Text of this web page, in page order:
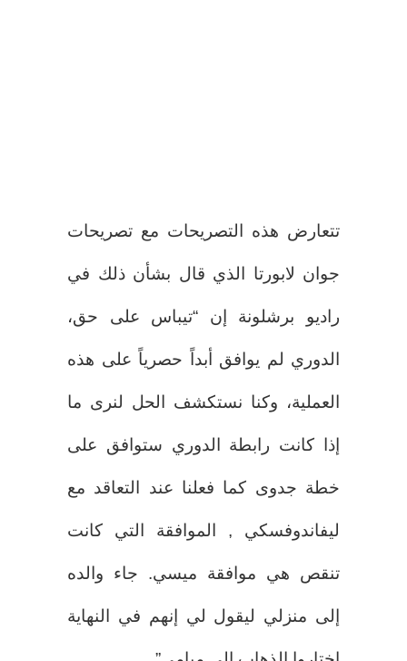
تتعارض هذه التصريحات مع تصريحات
جوان لابورتا الذي قال بشأن ذلك في
راديو برشلونة إن “تيباس على حق،
الدوري لم يوافق أبداً حصرياً على هذه
العملية، وكنا نستكشف الحل لنرى ما
إذا كانت رابطة الدوري ستوافق على
خطة جدوى كما فعلنا عند التعاقد مع
ليفاندوفسكي , الموافقة التي كانت
تنقص هي موافقة ميسي. جاء والده
إلى منزلي ليقول لي إنهم في النهاية